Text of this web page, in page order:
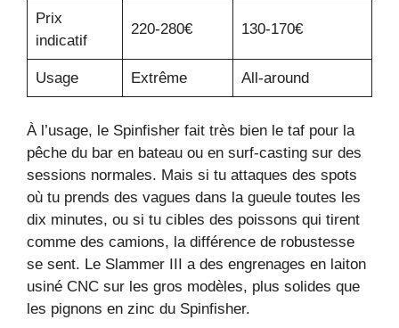
Prix
indicatif
220-280€ 130-170€
Usage Extrême All-around
À l’usage, le Spinfisher fait très bien le taf pour la
pêche du bar en bateau ou en surf-casting sur des
sessions normales. Mais si tu attaques des spots
où tu prends des vagues dans la gueule toutes les
dix minutes, ou si tu cibles des poissons qui tirent
comme des camions, la différence de robustesse
se sent. Le Slammer III a des engrenages en laiton
usiné CNC sur les gros modèles, plus solides que
les pignons en zinc du Spinfisher.